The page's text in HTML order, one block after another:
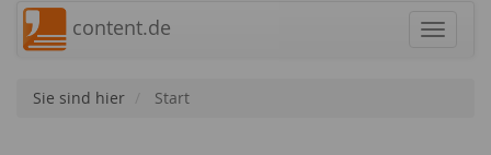
content.de
Sie sind hier Start